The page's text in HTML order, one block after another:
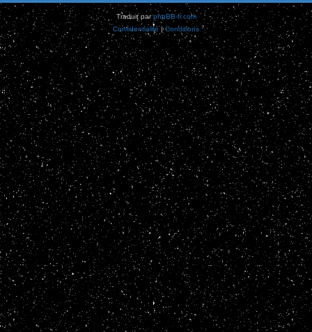
Traduit parphpBB-fr.com
Confidentialité|Conditions